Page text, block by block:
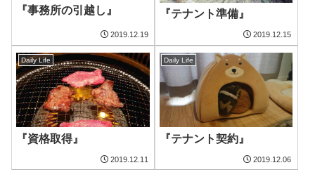
『事務所の引越し』
2019.12.19
『テナント準備』
2019.12.15
Daily Life
『資格取得』
2019.12.11
Daily Life
『テナント契約』
2019.12.06